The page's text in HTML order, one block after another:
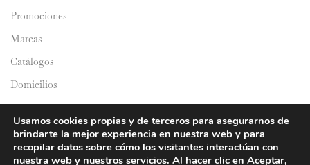
Promociones
Marcas
Catálogos
Domicilios
Usamos cookies propias y de terceros para asegurarnos de
brindarte la mejor experiencia en nuestra web y para
recopilar datos sobre cómo los visitantes interactúan con
nuestra web y nuestros servicios. Al hacer clic en Aceptar,